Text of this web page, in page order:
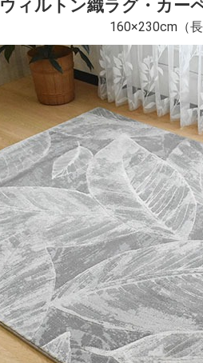
ウィルトン織ラグ・カー
160×230cm（長